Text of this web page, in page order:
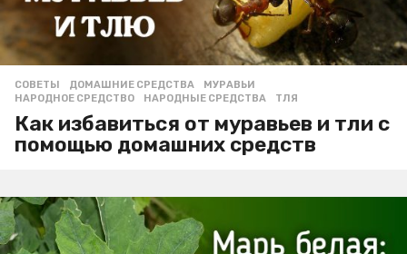
СОВЕТЫ ДОМАШНИЕ СРЕДСТВА ,МУРАВЬИ
НАРОДНОЕ СРЕДСТВО
,НАРОДНЫЕ СРЕДСТВА ,ТЛЯ
Как избавиться от муравьев и тли с
помощью домашних средств